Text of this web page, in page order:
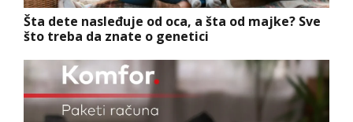
Šta dete nasleđuje od oca, a šta od majke? Sve
što treba da znate o genetici